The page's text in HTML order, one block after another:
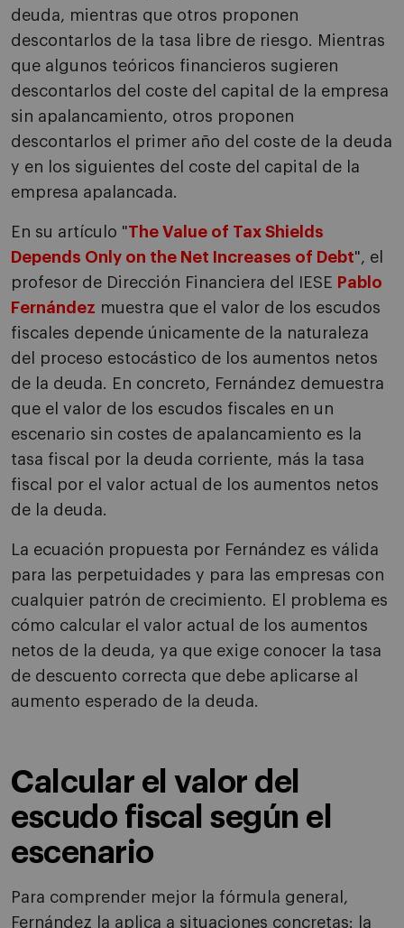
deuda, mientras que otros proponen
descontarlos de la tasa libre de riesgo. Mientras
que algunos teóricos financieros sugieren
descontarlos del coste del capital de la empresa
sin apalancamiento, otros proponen
descontarlos el primer año del coste de la deuda
y en los siguientes del coste del capital de la
empresa apalancada.
En su artículo "The Value of Tax Shields
Depends Only on the Net Increases of Debt", el
profesor de Dirección Financiera del IESE Pablo
Fernández muestra que el valor de los escudos
fiscales depende únicamente de la naturaleza
del proceso estocástico de los aumentos netos
de la deuda. En concreto, Fernández demuestra
que el valor de los escudos fiscales en un
escenario sin costes de apalancamiento es la
tasa fiscal por la deuda corriente, más la tasa
fiscal por el valor actual de los aumentos netos
de la deuda.
La ecuación propuesta por Fernández es válida
para las perpetuidades y para las empresas con
cualquier patrón de crecimiento. El problema es
cómo calcular el valor actual de los aumentos
netos de la deuda, ya que exige conocer la tasa
de descuento correcta que debe aplicarse al
aumento esperado de la deuda.
Calcular el valor del
escudo fiscal según el
escenario
Para comprender mejor la fórmula general,
Fernández la aplica a situaciones concretas: la